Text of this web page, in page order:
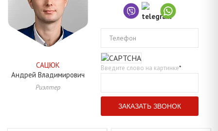
САЦЮК
Андрей Владимирович
Риэлтер
Телефон
Введите слово на картинке*